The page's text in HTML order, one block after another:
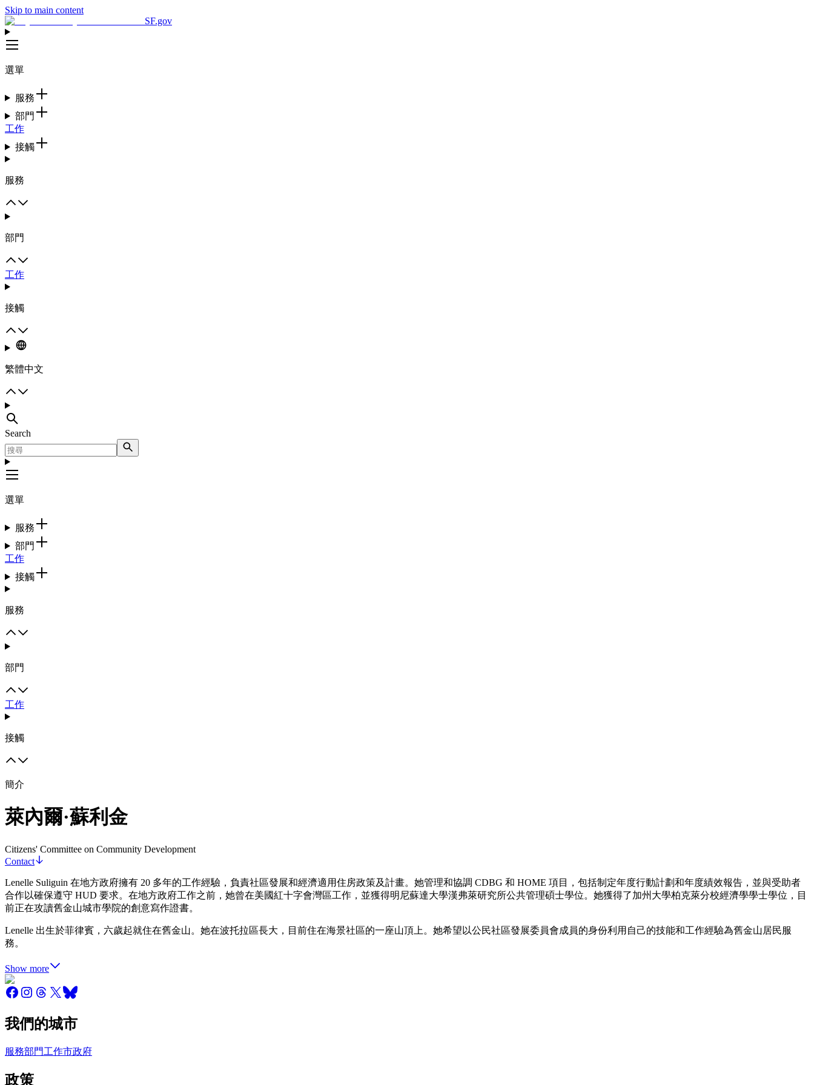
Skip to main content
SF.gov
選單
服務
部門
工作
接觸
服務
部門
工作
接觸
繁體中文
Search
選單
服務
部門
工作
接觸
服務
部門
工作
接觸
簡介
萊內爾·蘇利金
Citizens' Committee on Community Development
Contact
Lenelle Suliguin 在地方政府擁有 20 多年的工作經驗，負責社區發展和經濟適用住房政策及計畫。她管理和協調 CDBG 和 HOME 項目，包括制定年度行動計劃和年度績效報告，並與受助者
合作以確保遵守 HUD 要求。在地方政府工作之前，她曾在美國紅十字會灣區工作，並獲得明尼蘇達大學漢弗萊研究所公共管理碩士學位。她獲得了加州大學柏克萊分校經濟學學士學位，目
前正在攻讀舊金山城市學院的創意寫作證書。
Lenelle 出生於菲律賓，六歲起就住在舊金山。她在波托拉區長大，目前住在海景社區的一座山頂上。她希望以公民社區發展委員會成員的身份利用自己的技能和工作經驗為舊金山居民服
務。
Show more
我們的城市
服務部門工作市政府
政策